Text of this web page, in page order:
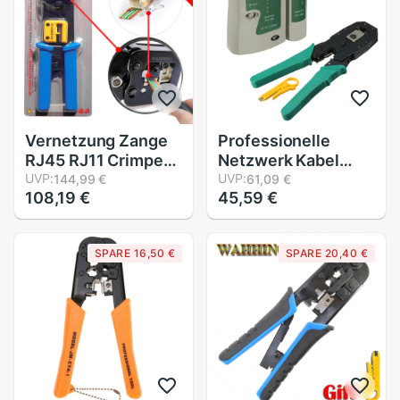
Crimper stecker
Klemme PC
Katze5/Katze6 RJ11
RJ45 Netzwerk
Draht Geschnitten
Vernetzung Zange
RJ45 RJ11 Crimpen
Kabel Stripper
Crimper RJ45
DRücken Linie
Klemme Zange
UVP:144,99 €
108,19 €
Professionelle
Netzwerk Kabel
Tester Lan rj45 rj11
mit Draht Kabel
Crimper crimpen PC
Netzwerk Hand
Werkzeuge
Herramientas
UVP:61,09 €
45,59 €
SPARE 16,50 € SPARE 20,40 €